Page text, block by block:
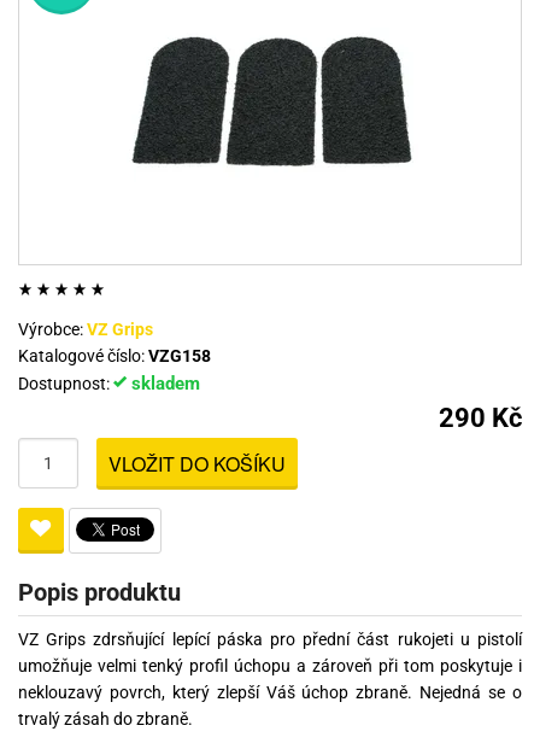
DETEKTORY KOVŮ
Výrobce:VZ Grips
Katalogové číslo:VZG158
Dostupnost:
skladem
290 Kč
VLOŽIT DO KOŠÍKU
Popis produktu
VZ Grips zdrsňující lepící páska pro přední část rukojeti u pistolí
umožňuje velmi tenký profil úchopu a zároveň při tom poskytuje i
neklouzavý povrch, který zlepší Váš úchop zbraně. Nejedná se o
trvalý zásah do zbraně.